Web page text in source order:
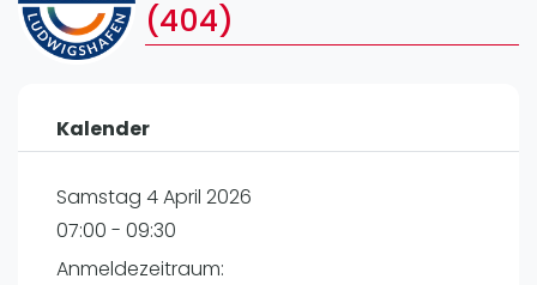
Veranstaltungen
International
Ranking
Männer
(404)
Kalender
Samstag 4 April 2026
07:00 - 09:30
Anmeldezeitraum: